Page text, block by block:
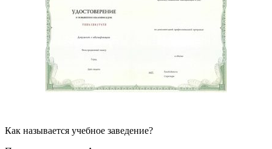
Как называется учебное заведение?